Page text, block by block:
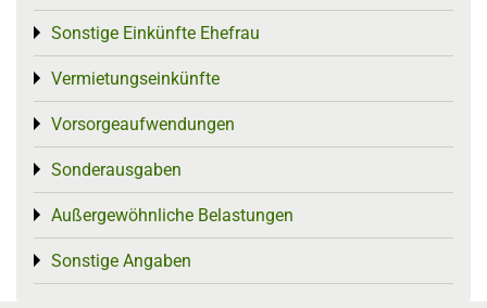
Sonstige Einkünfte Ehefrau
Toggle menu
Vermietungseinkünfte
Toggle menu
Vorsorgeaufwendungen
Toggle menu
Sonderausgaben
Toggle menu
Außergewöhnliche Belastungen
Toggle menu
Sonstige Angaben
Toggle menu